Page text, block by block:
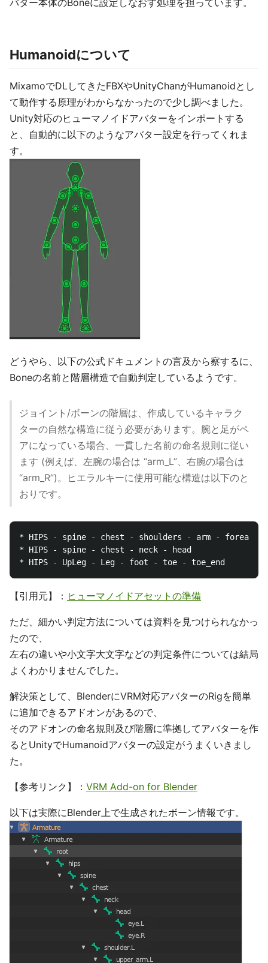
バター本体のBoneに設定しなおす処理を担っています。
Humanoidについて
MixamoでDLしてきたFBXやUnityChanがHumanoidとし
て動作する原理がわからなかったので少し調べました。
Unity対応のヒューマノイドアバターをインポートする
と、自動的に以下のようなアバター設定を行ってくれま
す。
どうやら、以下の公式ドキュメントの言及から察するに、
Boneの名前と階層構造で自動判定しているようです。
ジョイント/ボーンの階層は、作成しているキャラク
ターの自然な構造に従う必要があります。腕と足がペ
アになっている場合、一貫した名前の命名規則に従い
ます (例えば、左腕の場合は “arm_L”、右腕の場合は
“arm_R”)。ヒエラルキーに使用可能な構造は以下のと
おりです。
* HIPS - spine - chest - shoulders - arm - forearm -
* HIPS - spine - chest - neck - head
【引用元】： ヒューマノイドアセットの準備
ただ、細かい判定方法については資料を見つけられなかっ
たので、
左右の違いや小文字大文字などの判定条件については結局
よくわかりませんでした。
解決策として、BlenderにVRM対応アバターのRigを簡単
に追加できるアドオンがあるので、
そのアドオンの命名規則及び階層に準拠してアバターを作
るとUnityでHumanoidアバターの設定がうまくいきまし
た。
【参考リンク】： VRM Add-on for Blender
以下は実際にBlender上で生成されたボーン情報です。